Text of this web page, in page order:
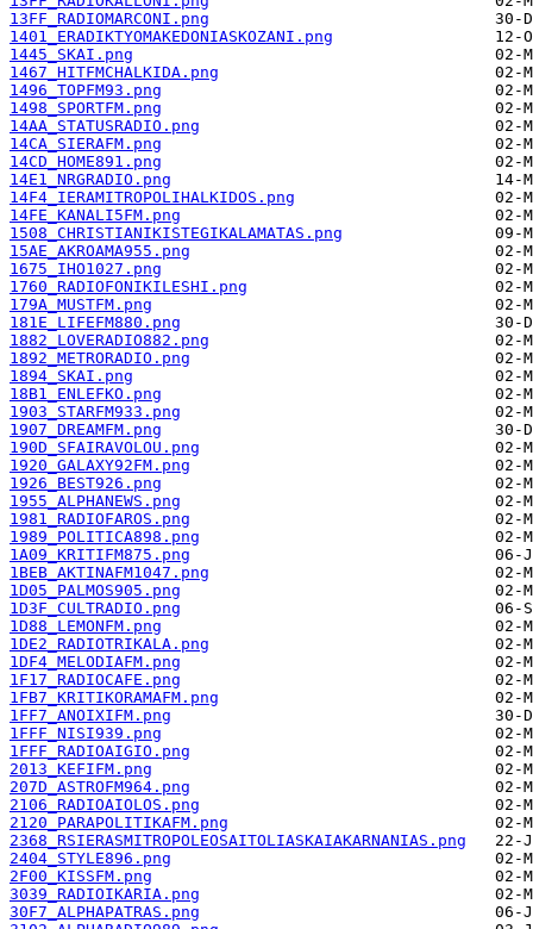
13FF_RADIOMARCONI.png
1401_ERADIKTYOMAKEDONIASKOZANI.png
1445_SKAI.png
1467_HITFMCHALKIDA.png
1496_TOPFM93.png
1498_SPORTFM.png
14AA_STATUSRADIO.png
14CA_SIERAFM.png
14CD_HOME891.png
14E1_NRGRADIO.png
14F4_IERAMITROPOLIHALKIDOS.png
14FE_KANALI5FM.png
1508_CHRISTIANIKISTEGIKALAMATAS.png
15AE_AKROAMA955.png
1675_IHO1027.png
1760_RADIOFONIKILESHI.png
179A_MUSTFM.png
181E_LIFEFM880.png
1882_LOVERADIO882.png
1892_METRORADIO.png
1894_SKAI.png
18B1_ENLEFKO.png
1903_STARFM933.png
1907_DREAMFM.png
190D_SFAIRAVOLOU.png
1920_GALAXY92FM.png
1926_BEST926.png
1955_ALPHANEWS.png
1981_RADIOFAROS.png
1989_POLITICA898.png
1A09_KRITIFM875.png
1BEB_AKTINAFM1047.png
1D05_PALMOS905.png
1D3F_CULTRADIO.png
1D88_LEMONFM.png
1DE2_RADIOTRIKALA.png
1DF4_MELODIAFM.png
1F17_RADIOCAFE.png
1FB7_KRITIKORAMAFM.png
1FF7_ANOIXIFM.png
1FFF_NISI939.png
1FFF_RADIOAIGIO.png
2013_KEFIFM.png
207D_ASTROFM964.png
2106_RADIOAIOLOS.png
2120_PARAPOLITIKAFM.png
2368_RSIERASMITROPOLEOSAITOLIASKAIAKARNANIAS.png
2404_STYLE896.png
2F00_KISSFM.png
3039_RADIOIKARIA.png
30F7_ALPHAPATRAS.png